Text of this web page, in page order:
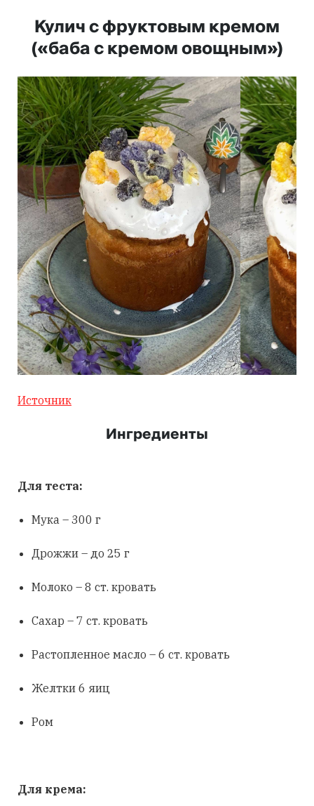
Кулич с фруктовым кремом
(«баба с кремом овощным»)
Источник
Ингредиенты
Для теста:
Мука – 300 г
Дрожжи – до 25 г
Молоко – 8 ст. кровать
Сахар – 7 ст. кровать
Растопленное масло – 6 ст. кровать
Желтки 6 яиц
Ром
Для крема: